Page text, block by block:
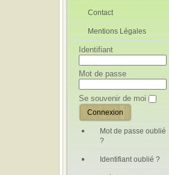
Contact
Mentions Légales
Identifiant
Mot de passe
Se souvenir de moi
Mot de passe oublié
?
Identifiant oublié ?